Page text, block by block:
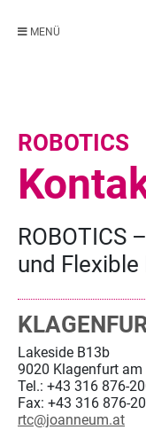
MENÜ
ROBOTICS
ROBOTICS
und
Lakeside B13b
9020 Klagenfurt am
Tel.: +43 316 876-
Fax: +43 316 876-
rtc@joanneum.at